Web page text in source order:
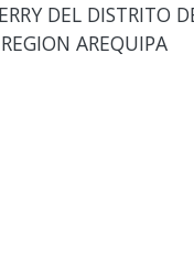
DEL DISTRITO
AREQUIPA